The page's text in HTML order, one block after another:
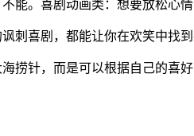
能。喜剧动画类：想要放松心
刺喜剧，都能让你在欢笑中找到
捞针，而是可以根据自己的喜